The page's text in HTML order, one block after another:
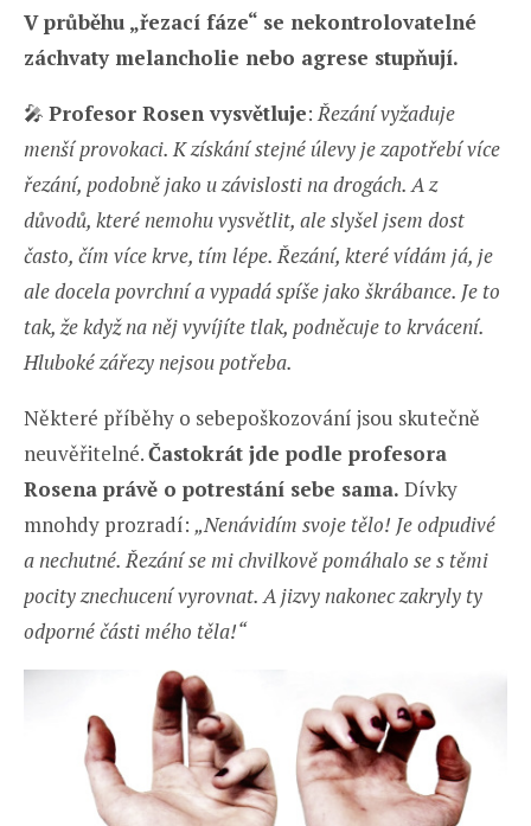
V průběhu „řezací fáze“ se nekontrolovatelné
záchvaty melancholie nebo agrese stupňují.
🎤 Profesor Rosen vysvětluje:Řezání vyžaduje
menší provokaci. K získání stejné úlevy je zapotřebí více
řezání, podobně jako u závislosti na drogách. A z
důvodů, které nemohu vysvětlit, ale slyšel jsem dost
často, čím více krve, tím lépe. Řezání, které vídám já, je
ale docela povrchní a vypadá spíše jako škrábance. Je to
tak, že když na něj vyvíjíte tlak, podněcuje to krvácení.
Hluboké zářezy nejsou potřeba.
Některé příběhy o sebepoškozování jsou skutečně
neuvěřitelné.Častokrát jde podle profesora
Rosena právě o potrestání sebe sama. Dívky
mnohdy prozradí: „Nenávidím svoje tělo! Je odpudivé
a nechutné. Řezání se mi chvilkově pomáhalo se s těmi
pocity znechucení vyrovnat. A jizvy nakonec zakryly ty
odporné části mého těla!“